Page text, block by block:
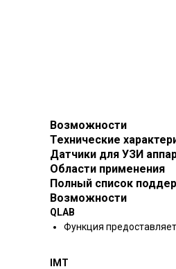
Возможности
Технические
Датчики для УЗИ
Области применения
Полный список
Возможности
QLAB
Функция
IMT